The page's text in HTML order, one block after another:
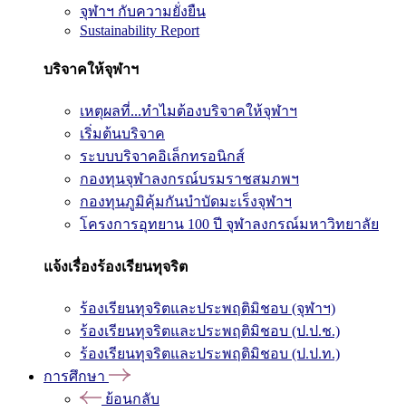
จุฬาฯ กับความยั่งยืน
Sustainability Report
บริจาคให้จุฬาฯ
เหตุผลที่...ทำไมต้องบริจาคให้จุฬาฯ
เริ่มต้นบริจาค
ระบบบริจาคอิเล็กทรอนิกส์
กองทุนจุฬาลงกรณ์บรมราชสมภพฯ
กองทุนภูมิคุ้มกันบำบัดมะเร็งจุฬาฯ
โครงการอุทยาน 100 ปี จุฬาลงกรณ์มหาวิทยาลัย
แจ้งเรื่องร้องเรียนทุจริต
ร้องเรียนทุจริตและประพฤติมิชอบ (จุฬาฯ)
ร้องเรียนทุจริตและประพฤติมิชอบ (ป.ป.ช.)
ร้องเรียนทุจริตและประพฤติมิชอบ (ป.ป.ท.)
การศึกษา
ย้อนกลับ